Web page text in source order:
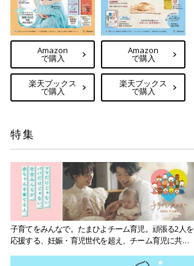
Amazon
で購入
楽天ブックス
で購入
Amazon
で購入
楽天ブックス
で購入
特集
子育てをみんなで。たまひよチーム育児。頑張る2人を
応援する、妊娠・育児世代を超え、チーム育児に共感